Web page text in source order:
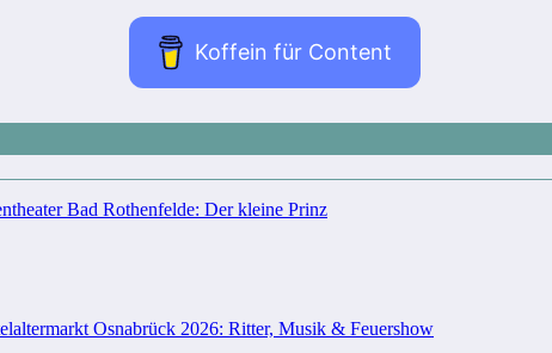
Koffein für Content
Bad Rothenfelde: Der kleine Prinz
Osnabrück 2026: Ritter, Musik & Feuershow